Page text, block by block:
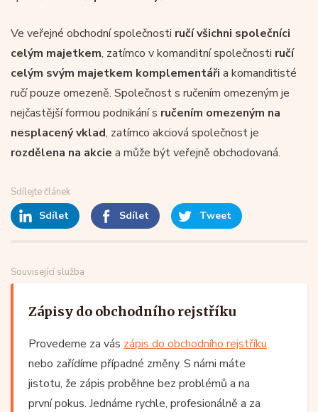
Ve veřejné obchodní společnosti ručí všichni společníci
celým majetkem, zatímco v komanditní společnosti ručí
celým svým majetkem komplementáři a komanditisté
ručí pouze omezeně. Společnost s ručením omezeným je
nejčastější formou podnikání s ručením omezeným na
nesplacený vklad, zatímco akciová společnost je
rozdělena na akcie a může být veřejně obchodovaná.
Sdílejte článek
Sdílet Sdílet Tweet
Související služba
Zápisy do obchodního rejstříku
Provedeme za vás zápis do obchodního rejstříku
nebo zařídíme případné změny. S námi máte
jistotu, že zápis proběhne bez problémů a na
první pokus. Jednáme rychle, profesionálně a za